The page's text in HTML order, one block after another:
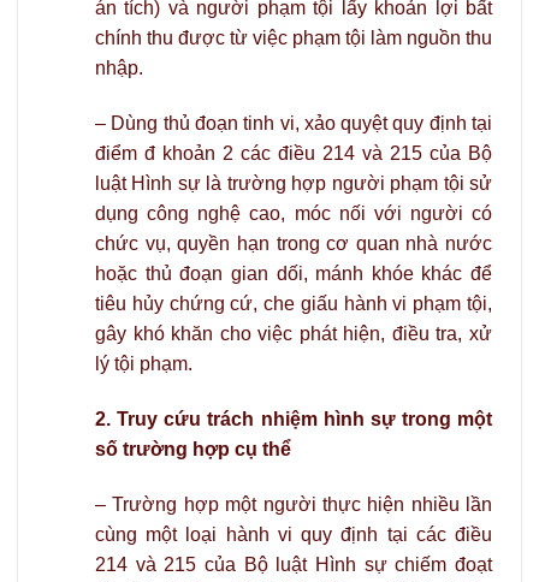
án tích) và người phạm tội lấy khoản lợi bất
chính thu được từ việc phạm tội làm nguồn thu
nhập.
– Dùng thủ đoạn tinh vi, xảo quyệt quy định tại
điểm đ khoản 2 các điều 214 và 215 của Bộ
luật Hình sự là trường hợp người phạm tội sử
dụng công nghệ cao, móc nối với người có
chức vụ, quyền hạn trong cơ quan nhà nước
hoặc thủ đoạn gian dối, mánh khóe khác để
tiêu hủy chứng cứ, che giấu hành vi phạm tội,
gây khó khăn cho việc phát hiện, điều tra, xử
lý tội phạm.
2. Truy cứu trách nhiệm hình sự trong một
số trường hợp cụ thể
– Trường hợp một người thực hiện nhiều lần
cùng một loại hành vi quy định tại các điều
214 và 215 của Bộ luật Hình sự chiếm đoạt